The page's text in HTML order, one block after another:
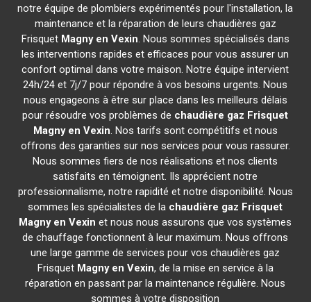
notre équipe de plombiers expérimentés pour l'installation, la
maintenance et la réparation de leurs chaudières gaz
Frisquet Magny en Vexin. Nous sommes spécialisés dans
les interventions rapides et efficaces pour vous assurer un
confort optimal dans votre maison. Notre équipe intervient
24h/24 et 7j/7 pour répondre à vos besoins urgents. Nous
nous engageons à être sur place dans les meilleurs délais
pour résoudre vos problèmes de chaudière gaz Frisquet
Magny en Vexin. Nos tarifs sont compétitifs et nous
offrons des garanties sur nos services pour vous rassurer.
Nous sommes fiers de nos réalisations et nos clients
satisfaits en témoignent. Ils apprécient notre
professionnalisme, notre rapidité et notre disponibilité. Nous
sommes les spécialistes de la chaudière gaz Frisquet
Magny en Vexin et nous nous assurons que vos systèmes
de chauffage fonctionnent à leur maximum. Nous offrons
une large gamme de services pour vos chaudières gaz
Frisquet Magny en Vexin, de la mise en service à la
réparation en passant par la maintenance régulière. Nous
sommes à votre disposition